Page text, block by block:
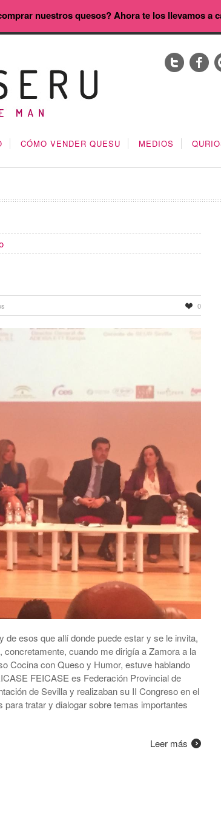
CÓMO VENDER QUESU MEDIOS
0
esos que allí donde puede estar y se le invita,
cuando me dirigía a Zamora a la
Cocina con Queso y Humor, estuve hablando
FEICASE es Federación Provincial de
de Sevilla y realizaban su II Congreso en el
tratar y dialogar sobre temas importantes
Leer más
nuestros quesos? Ahora te los llevamos a